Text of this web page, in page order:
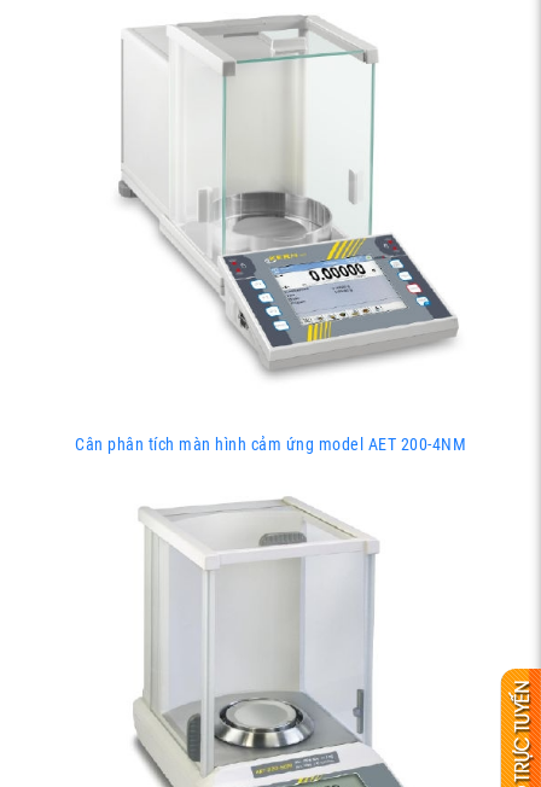
Cân phân tích màn hình cảm ứng model AET 200-4NM